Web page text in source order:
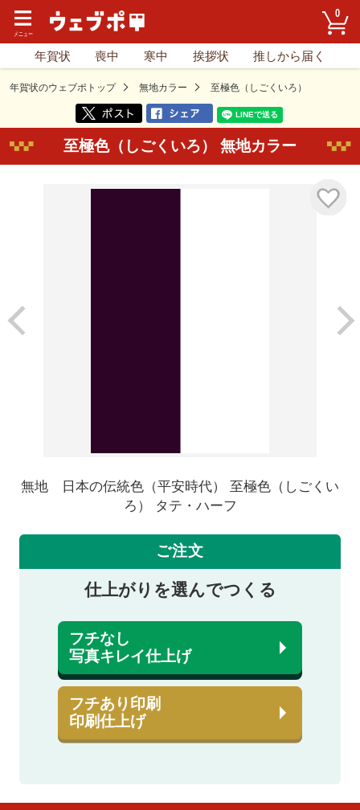
0
年賀状 喪中 寒中 挨拶状 推しから届く
年賀状のウェブポトップ 無地カラー 至極色（しごくいろ）
至極色（しごくいろ） 無地カラー
無地 日本の伝統色（平安時代） 至極色（しごくい
ろ） タテ・ハーフ
ご注文
仕上がりを選んでつくる
フチなし
写真キレイ仕上げ
フチあり印刷
印刷仕上げ